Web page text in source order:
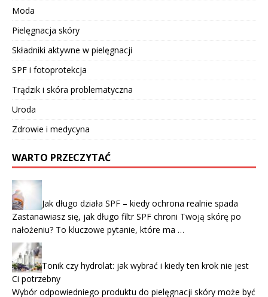
Moda
Pielęgnacja skóry
Składniki aktywne w pielęgnacji
SPF i fotoprotekcja
Trądzik i skóra problematyczna
Uroda
Zdrowie i medycyna
WARTO PRZECZYTAĆ
Jak długo działa SPF – kiedy ochrona realnie spada
Zastanawiasz się, jak długo filtr SPF chroni Twoją skórę po
nałożeniu? To kluczowe pytanie, które ma …
Tonik czy hydrolat: jak wybrać i kiedy ten krok nie jest
Ci potrzebny
Wybór odpowiedniego produktu do pielęgnacji skóry może być